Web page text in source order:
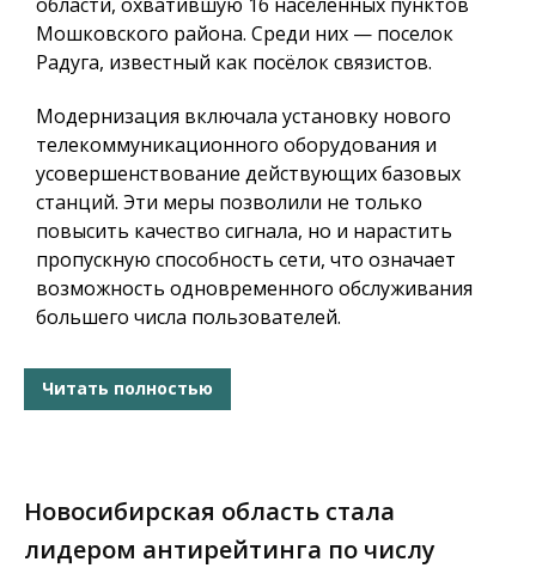
Мошковского района. Среди них — поселок
Радуга, известный как посёлок связистов.
Модернизация включала установку нового
телекоммуникационного оборудования и
усовершенствование действующих базовых
станций. Эти меры позволили не только
повысить качество сигнала, но и нарастить
пропускную способность сети, что означает
возможность одновременного обслуживания
большего числа пользователей.
Читать полностью
Новосибирская область стала
лидером антирейтинга по числу